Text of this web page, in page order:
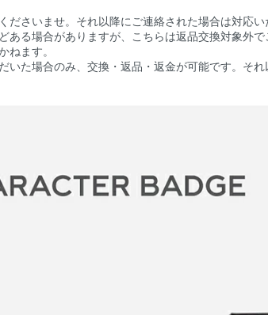
さいませ。それ以降にご連絡された場合は対応い
る場合がありますが、こちらは返品交換対象外で
ねます。
いた場合のみ、交換・返品・返金が可能です。そ